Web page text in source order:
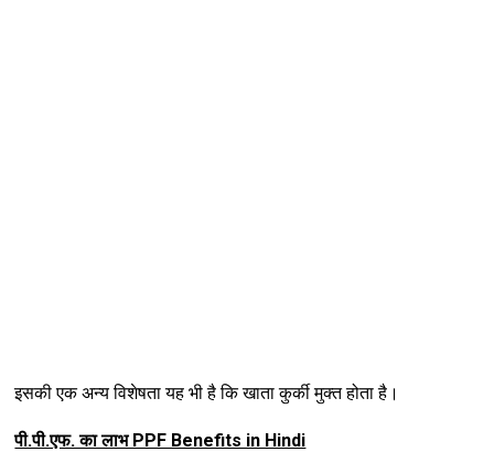
इसकी एक अन्‍य विशेषता यह भी है कि खाता कुर्की मुक्‍त होता है।
पी.पी.एफ. का लाभ PPF Benefits in Hindi